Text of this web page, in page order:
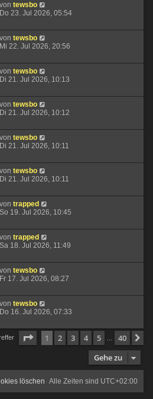
von tewsbo
Do 23. Jul 2026, 05:54
von tewsbo
Mi 22. Jul 2026, 20:56
von tewsbo
Di 21. Jul 2026, 10:13
von tewsbo
Di 21. Jul 2026, 10:12
von tewsbo
Di 21. Jul 2026, 10:11
von tewsbo
Di 21. Jul 2026, 10:11
von trapped
So 19. Jul 2026, 10:45
von trapped
Sa 18. Jul 2026, 11:49
von tewsbo
Fr 17. Jul 2026, 08:27
von tewsbo
Do 16. Jul 2026, 07:33
Seite von40
1 2 3 4 5 40
Gehe zu
Alle Zeiten sind UTC+02:00
löschen